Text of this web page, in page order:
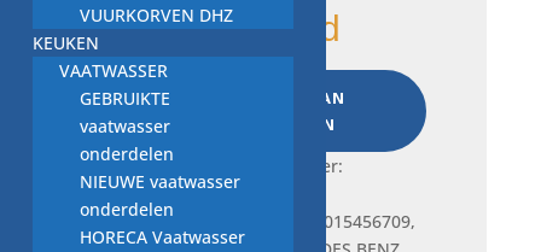
1 op voorraad
Remlichtschakelaar,
A0015456709,
Nieuw
ORIGINEEL
MERCEDES
BENZ
aantal
TOEVOEGEN AAN
WINKELWAGEN
Frequently bought together:
VUURKORVEN DHZ
KEUKEN
VAATWASSER
GEBRUIKTE
vaatwasser
onderdelen
NIEUWE vaatwasser
onderdelen
HORECA Vaatwasser